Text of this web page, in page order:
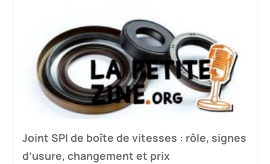
Joint SPI de boîte de vitesses : rôle, signes
d’usure, changement et prix